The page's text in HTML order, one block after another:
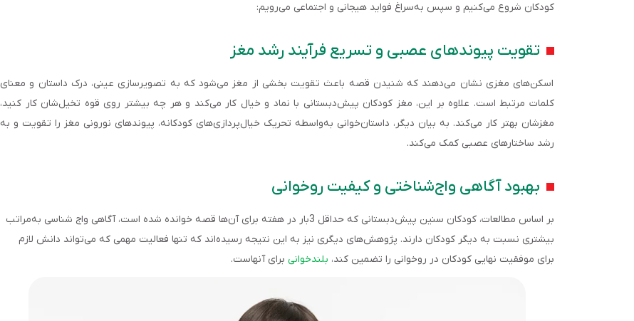
کودکان شروع می‌کنیم و سپس به‌سراغ فواید هیجانی و اجتماعی می‌رویم:
تقویت پیوندهای عصبی و تسریع فرآیند رشد مغز
اسکن‌های مغزی نشان می‌دهند که شنیدن قصه باعث تقویت بخشی از مغز می‌شود که به تصویرسازی عینی، درک داستان و معنای
کلمات مرتبط است. علاوه بر این، مغز کودکان پیش‌دبستانی با نماد و خیال کار می‌کند و هر چه بیشتر روی قوه تخیل‌شان کار کنید،
مغزشان بهتر کار می‌کند. به‌ بیان دیگر، داستان‌خوانی به‌واسطه تحریک‌ خیال‌پردازی‌های کودکانه، پیوندهای نورونی مغز را تقویت و به
رشد ساختارهای عصبی کمک می‌کند.
بهبود آگاهی واج‌شناختی و کیفیت روخوانی
بر اساس مطالعات، کودکان سنین پیش‌دبستانی که حداقل 3‌بار در هفته برای آن‌ها قصه خوانده شده است، آگاهی واج شناسی به‌مراتب
بیشتری نسبت به دیگر کودکان دارند. پژوهش‌های دیگری نیز به این نتیجه رسیده‌اند که تنها فعالیت مهمی که می‌تواند دانش لازم
برای موفقیت نهایی کودکان در روخوانی را تضمین کند، بلندخوانی برای آنهاست.